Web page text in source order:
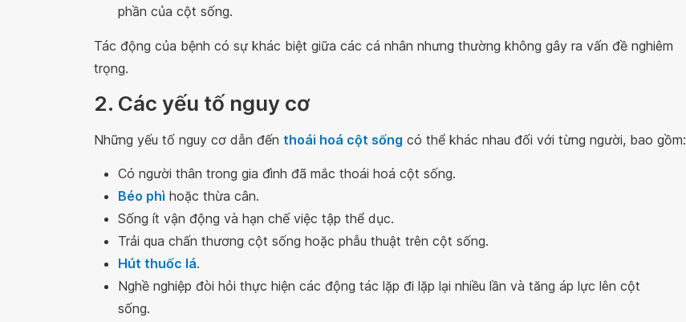
phần của cột sống.
Tác động của bệnh có sự khác biệt giữa các cá nhân nhưng thường không gây ra vấn đề nghiêm
trọng.
2. Các yếu tố nguy cơ
Những yếu tố nguy cơ dẫn đến thoái hoá cột sống có thể khác nhau đối với từng người, bao gồm:
Có người thân trong gia đình đã mắc thoái hoá cột sống.
Béo phì hoặc thừa cân.
Sống ít vận động và hạn chế việc tập thể dục.
Trải qua chấn thương cột sống hoặc phẫu thuật trên cột sống.
Hút thuốc lá.
Nghề nghiệp đòi hỏi thực hiện các động tác lặp đi lặp lại nhiều lần và tăng áp lực lên cột
sống.